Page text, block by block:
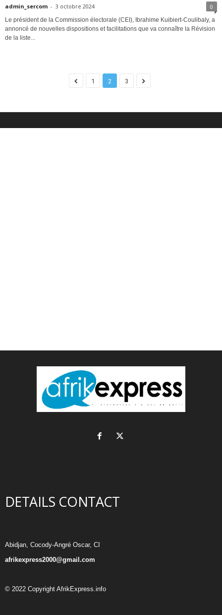
admin_sercom - 3 octobre 2024 0
Le président de la Commission électorale (CEI), Ibrahime Kuibiert-Coulibaly, a
annoncé de nouvelles dispositions et facilitations que va connaître la Révision
de la liste...
1 2 3
DETAILS CONTACT
Abidjan, Cocody-Angré Oscar, CI
afrikexpress2000@gmail.com
© 2022 Copyright AfrikExpress.info